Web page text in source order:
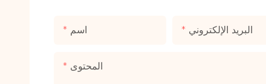
اسم البريد الإلكتروني
المحتوى